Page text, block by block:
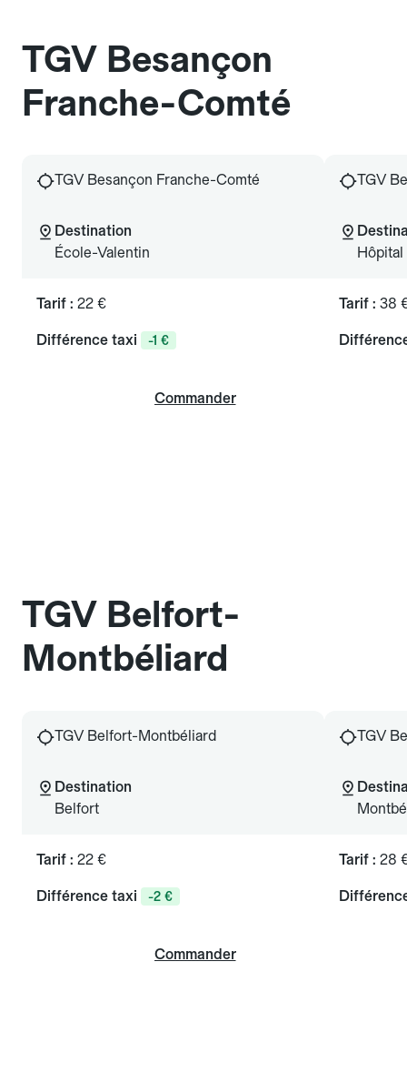
TGV Besançon
Franche-Comté
TGV Besançon Franche-Comté
Destination
École-Valentin
Tarif : 22 €
Différence taxi -1 €
Commander
TGV
Tarif : 38
TGV Belfort-
Montbéliard
TGV Belfort-Montbéliard
Destination
Belfort
Tarif : 22 €
Différence taxi -2 €
Commander
TGV
Tarif : 28